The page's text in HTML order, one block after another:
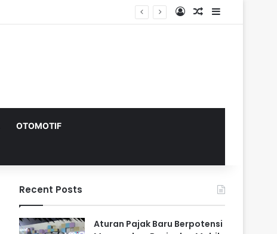
Log InRandom Article
Sidebar
OTOMOTIF
Recent Posts
Aturan Pajak Baru Berpotensi